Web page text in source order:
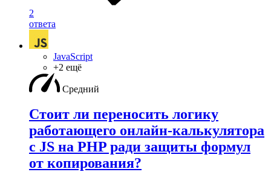
2
ответа
JavaScript
+2 ещё
Средний
Стоит ли переносить логику
работающего онлайн-калькулятора
с JS на PHP ради защиты формул
от копирования?